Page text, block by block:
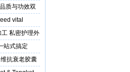
质与功效双
vital
私密护理外
站式搞定
抗衰老胶囊